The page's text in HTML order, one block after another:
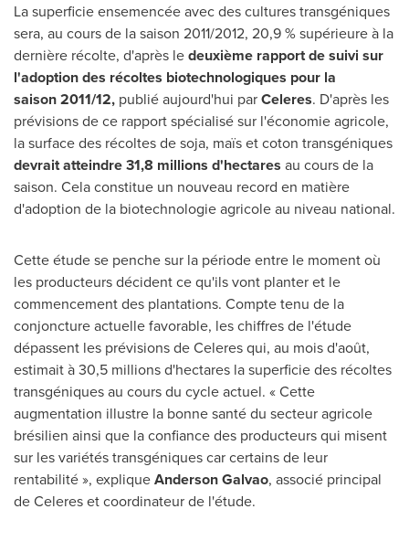
La superficie ensemencée avec des cultures transgéniques
sera, au cours de la saison 2011/2012, 20,9 % supérieure à la
dernière récolte, d'après ledeuxième rapport de suivi sur
l'adoption des récoltes biotechnologiques pour la
saison2011/12, publié aujourd'hui parCeleres. D'après les
prévisions de ce rapport spécialisé sur l'économie agricole,
la surface des récoltes de soja, maïs et coton transgéniques
devrait atteindre31,8 millions d'hectares au cours de la
saison. Cela constitue un nouveau record en matière
d'adoption de la biotechnologie agricole au niveau national.
Cette étude se penche sur la période entre le moment où
les producteurs décident ce qu'ils vont planter et le
commencement des plantations. Compte tenu de la
conjoncture actuelle favorable, les chiffres de l'étude
dépassent les prévisions de Celeres qui, au mois d'août,
estimait à 30,5 millions d'hectares la superficie des récoltes
transgéniques au cours du cycle actuel. « Cette
augmentation illustre la bonne santé du secteur agricole
brésilien ainsi que la confiance des producteurs qui misent
sur les variétés transgéniques car certains de leur
rentabilité », expliqueAnderson Galvao, associé principal
de Celeres et coordinateur de l'étude.